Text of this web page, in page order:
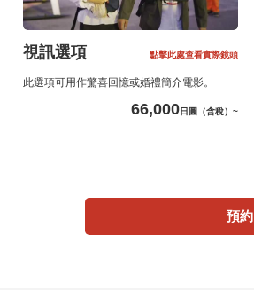
視訊選項 點擊此處查看實際鏡頭
此選項可用作驚喜回憶或婚禮簡介電影。
66,000日圓（含稅）~
預約